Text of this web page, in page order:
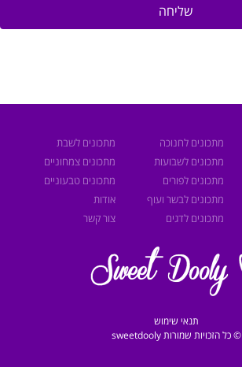
שליחה
מתכונים לחנוכה
מתכונים לשבועות
מתכונים לפורים
מתכונים לבשר ועוף
מתכונים לדגים
מתכונים לשבת
מתכונים צמחוניים
מתכונים טבעוניים
אודות
צור קשר
תנאי שימוש
© כל הזכויות שמורות sweetdooly